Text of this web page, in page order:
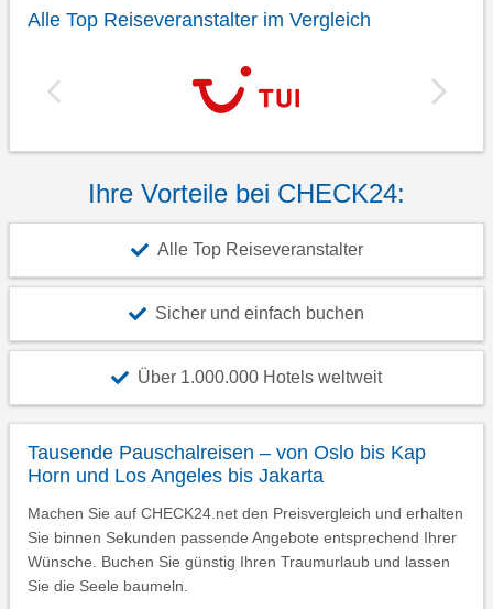
Alle Top Reiseveranstalter im Vergleich
Ihre Vorteile bei CHECK24:
Alle Top Reiseveranstalter
Sicher und einfach buchen
Über 1.000.000 Hotels weltweit
Tausende Pauschalreisen – von Oslo bis Kap
Horn und Los Angeles bis Jakarta
Machen Sie auf CHECK24.net den Preisvergleich und erhalten
Sie binnen Sekunden passende Angebote entsprechend Ihrer
Wünsche. Buchen Sie günstig Ihren Traumurlaub und lassen
Sie die Seele baumeln.